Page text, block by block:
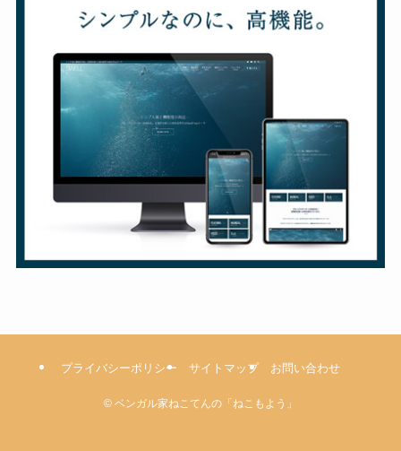
プライバシーポリシー サイトマップ お問い合わせ
© ベンガル家ねこてんの「ねこもよう」